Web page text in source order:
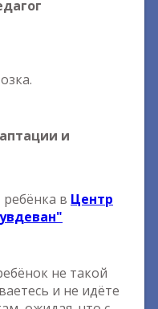
и
в Центр
не такой
и не идёте